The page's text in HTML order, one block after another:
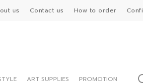
us Contact us How to order
ART SUPPLIES PROMOTION